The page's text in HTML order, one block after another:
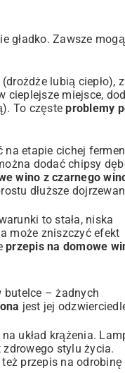
gładko. Zawsze
lubią ciepło),
cieplejsze miejsce,
To częsteproblemy
na etapie cichej
dodać chipsy
wino z czarnego
dłuższe
to stała, niska
może zniszczyć efekt
przepis na domowe
butelce – żadnych
jest jej
układ krążenia.
stylu życia.
przepis na odrobinę